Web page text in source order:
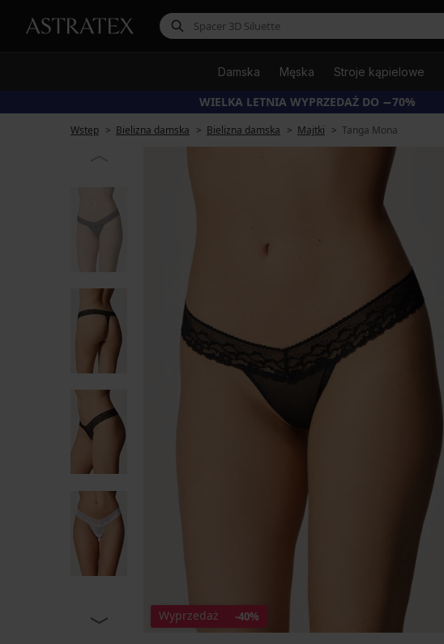
Damska Męska Stroje kąpielowe
WIELKA LETNIA WYPRZEDAŻ DO −70%
Wstęp Bielizna damska Bielizna damska Majtki Tanga Mona
Wyprzedaż -40%